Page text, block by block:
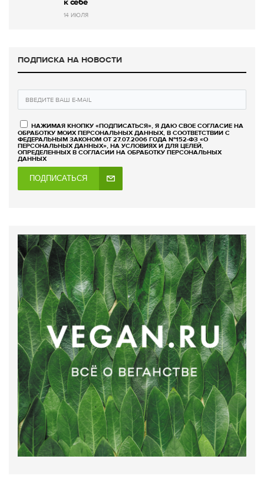
14 ИЮЛЯ
ПОДПИСКА НА НОВОСТИ
НАЖИМАЯ КНОПКУ «ПОДПИСАТЬСЯ», Я ДАЮ СВОЕ СОГЛАСИЕ НА
ОБРАБОТКУ МОИХ ПЕРСОНАЛЬНЫХ ДАННЫХ, В СООТВЕТСТВИИ С
ФЕДЕРАЛЬНЫМ ЗАКОНОМ ОТ 27.07.2006 ГОДА №152-ФЗ «О
ПЕРСОНАЛЬНЫХ ДАННЫХ», НА УСЛОВИЯХ И ДЛЯ ЦЕЛЕЙ,
ОПРЕДЕЛЕННЫХ В СОГЛАСИИ НА ОБРАБОТКУ ПЕРСОНАЛЬНЫХ
ДАННЫХ
ПОДПИСАТЬСЯ